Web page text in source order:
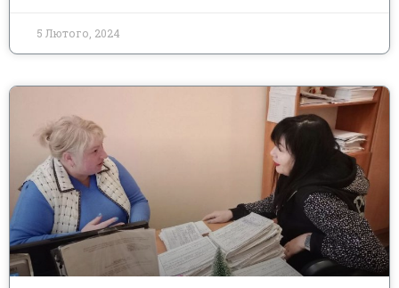
5 Лютого, 2024